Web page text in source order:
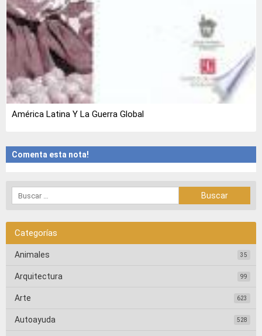
América Latina Y La Guerra Global
Comenta esta nota!
Categorías
Animales 35
Arquitectura 99
Arte 623
Autoayuda 528